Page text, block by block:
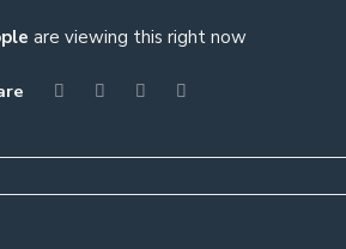
are viewing this right now